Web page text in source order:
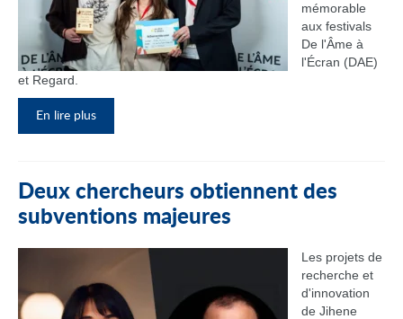
mémorable
aux festivals
De l'Âme à
l'Écran (DAE)
et Regard.
En lire plus
Deux chercheurs obtiennent des
subventions majeures
Les projets de
recherche et
d'innovation
de Jihene